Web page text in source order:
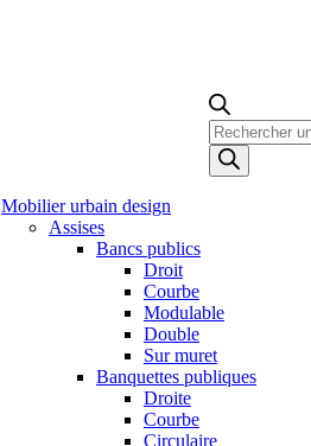
Recherche
de
produits
Mobilier urbain design
Assises
Bancs publics
Droit
Courbe
Modulable
Double
Sur muret
Banquettes publiques
Droite
Courbe
Circulaire